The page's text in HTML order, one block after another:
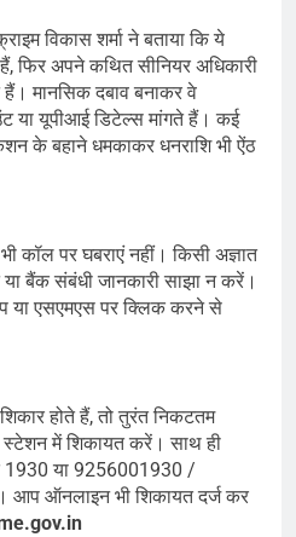
विकास शर्मा ने बताया कि ये
फिर अपने कथित सीनियर अधिकारी
हैं। मानसिक दबाव बनाकर वे
या यूपीआई डिटेल्स मांगते हैं। कई
के बहाने धमकाकर धनराशि भी ऐंठ
कॉल पर घबराएं नहीं। किसी अज्ञात
बैंक संबंधी जानकारी साझा न करें।
या एसएमएस पर क्लिक करने से
होते हैं, तो तुरंत निकटतम
में शिकायत करें। साथ ही
1930 या 9256001930 /
ऑनलाइन भी शिकायत दर्ज कर